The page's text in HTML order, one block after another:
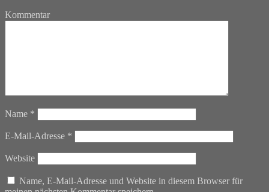
Kommentar
Name *
E-Mail-Adresse *
Website
Name, E-Mail-Adresse und Website in diesem Browser für